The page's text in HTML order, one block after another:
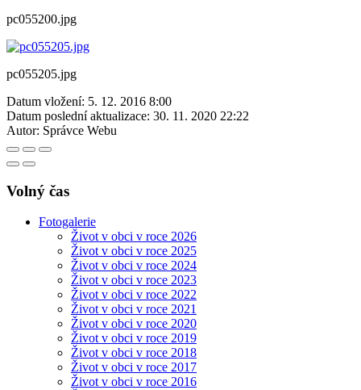
pc055200.jpg
pc055205.jpg
Datum vložení: 5. 12. 2016 8:00
Datum poslední aktualizace: 30. 11. 2020 22:22
Autor: Správce Webu
Volný čas
Fotogalerie
Život v obci v roce 2026
Život v obci v roce 2025
Život v obci v roce 2024
Život v obci v roce 2023
Život v obci v roce 2022
Život v obci v roce 2021
Život v obci v roce 2020
Život v obci v roce 2019
Život v obci v roce 2018
Život v obci v roce 2017
Život v obci v roce 2016